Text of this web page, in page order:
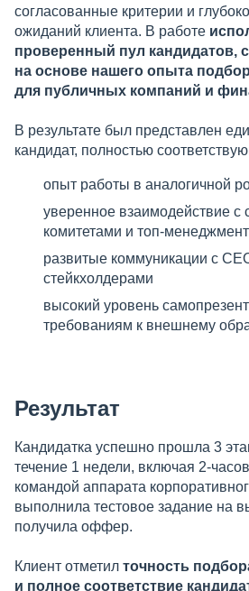
согласованные критерии и
ожиданий клиента. В работе
проверенный пул
на основе нашего опыта
для публичных компаний и
В результате был представлен
кандидат, полностью
опыт работы в аналогичной
уверенное взаимодействие с
комитетами и топ-
развитые коммуникации с
стейкхолдерами
высокий уровень
требованиям к внешнему
Результат
Кандидатка успешно прошла 3
течение 1 недели, включая 2-
командой аппарата
выполнила тестовое задание на
получила оффер.
Клиент отметил точность
и полное соответствие